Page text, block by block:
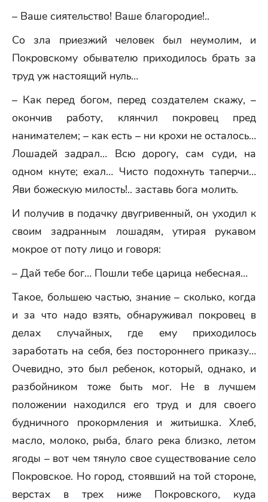
– Ваше сиятельство! Ваше благородие!..
Со зла приезжий человек был неумолим, и
Покровскому обывателю приходилось брать за
труд уж настоящий нуль…
– Как перед богом, перед создателем скажу, –
окончив работу, клянчил покровец пред
нанимателем; – как есть – ни крохи не осталось…
Лошадей задрал… Всю дорогу, сам суди, на
одном кнуте; ехал… Чисто подохнуть таперчи…
Яви божескую милость!.. заставь бога молить.
И получив в подачку двугривенный, он уходил к
своим задранным лошадям, утирая рукавом
мокрое от поту лицо и говоря:
– Дай тебе бог… Пошли тебе царица небесная…
Такое, большею частью, знание – сколько, когда
и за что надо взять, обнаруживал покровец в
делах случайных, где ему приходилось
заработать на себя, без постороннего приказу…
Очевидно, это был ребенок, который, однако, и
разбойником тоже быть мог. Не в лучшем
положении находился его труд и для своего
будничного прокормления и житьишка. Хлеб,
масло, молоко, рыба, благо река близко, летом
ягоды – вот чем тянуло свое существование село
Покровское. Но город, стоявший на той стороне,
верстах в трех ниже Покровского, куда